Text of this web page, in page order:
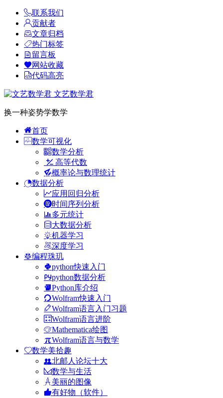
联系我们
贡献者
文章归档
热门标签
留言板
网站收藏
代码高亮
文艺数学君
换一种姿势学数学
首页
数学可视化
数学分析
高等代数
概率论与数理统计
数据分析
应用回归分析
时间序列分析
多元统计
大数据分析
机器学习
深度学习
编程珠玑
python快速入门
python数据分析
Python库介绍
Wolfram快速入门
Wolfram语言入门习题
Wolfram语言进阶
Mathematica绘图
Wolfram语言与数学
数学美拾趣
北邮人论坛十大
数学与生活
美丽的图像
有好物（软件）